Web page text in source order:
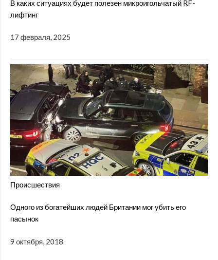
В каких ситуациях будет полезен микроигольчатый RF-
лифтинг
17 февраля, 2025
Происшествия
Одного из богатейших людей Британии мог убить его
пасынок
9 октября, 2018